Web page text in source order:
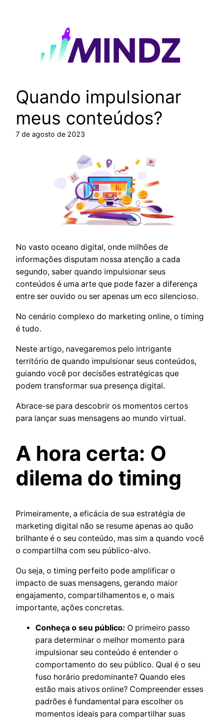
Quando impulsionar
meus conteúdos?
7 de agosto de 2023
No vasto oceano digital, onde milhões de
informações disputam nossa atenção a cada
segundo, saber quando impulsionar seus
conteúdos é uma arte que pode fazer a diferença
entre ser ouvido ou ser apenas um eco silencioso.
No cenário complexo do marketing online, o timing
é tudo.
Neste artigo, navegaremos pelo intrigante
território de quando impulsionar seus conteúdos,
guiando você por decisões estratégicas que
podem transformar sua presença digital.
Abrace-se para descobrir os momentos certos
para lançar suas mensagens ao mundo virtual.
A hora certa: O
dilema do timing
Primeiramente, a eficácia de sua estratégia de
marketing digital não se resume apenas ao quão
brilhante é o seu conteúdo, mas sim a quando você
o compartilha com seu público-alvo.
Ou seja, o timing perfeito pode amplificar o
impacto de suas mensagens, gerando maior
engajamento, compartilhamentos e, o mais
importante, ações concretas.
Conheça o seu público: O primeiro passo
para determinar o melhor momento para
impulsionar seu conteúdo é entender o
comportamento do seu público. Qual é o seu
fuso horário predominante? Quando eles
estão mais ativos online? Compreender esses
padrões é fundamental para escolher os
momentos ideais para compartilhar suas